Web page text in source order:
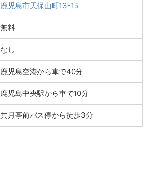
鹿児島市天保山町13-15
無料
なし
鹿児島空港から車で40分
鹿児島中央駅から車で10分
共月亭前バス停から徒歩3分